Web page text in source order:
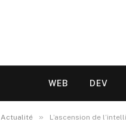
WEB DEV
Actualité » L’ascension de